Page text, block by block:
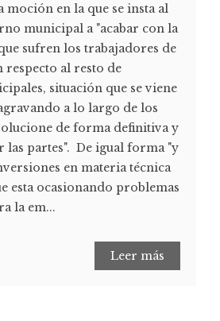
moción en la que se insta al
municipal a "acabar con la
sufren los trabajadores de
respecto al resto de
situación que se viene
a lo largo de los
de forma definitiva y
las partes". De igual forma "y
en materia técnica
esta ocasionando problemas
la em...
Leer más